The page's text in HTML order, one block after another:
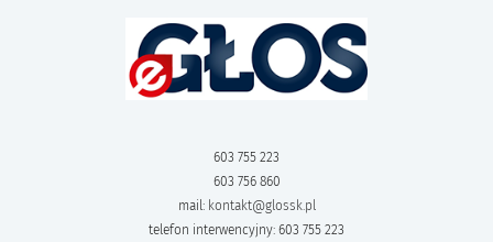
603 755 223
603 756 860
mail: kontakt@glossk.pl
telefon interwencyjny: 603 755 223